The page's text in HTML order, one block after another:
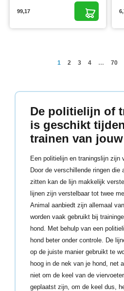
99,17
1 2 3 4 … 70
De politielijn of
is geschikt
trainen van
Een politielijn en traningslijn zijn
Door de verschillende ringen die
zitten kan de lijn makkelijk
lijnen zijn verstelbaar tot twee
Animal aanbiedt zijn allemaal
worden vaak gebruikt bij
hond. Met behulp van een
hond beter onder controle. De
op de juiste manier gebruikt te
hoog in de nek van je hond, net
niet om de keel van de
geplaatst zijn, om de keel dus,